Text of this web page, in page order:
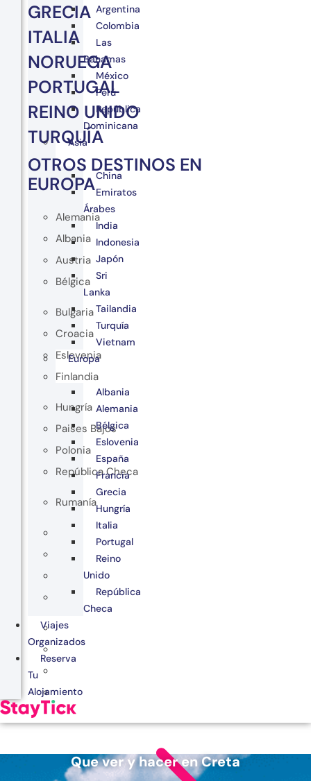
GRECIA
ITALIA
NORUEGA
PORTUGAL
REINO UNIDO
TURQUÍA
OTROS DESTINOS EN
EUROPA
Alemania
Albania
Austria
Bélgica
Bulgaria
Croacia
Eslovenia
Finlandia
Hungría
Paises Bajos
Polonia
República Checa
Rumanía
Argentina
Colombia
Las
Bahamas
México
Perú
República
Dominicana
Asia
China
Emiratos
Árabes
India
Indonesia
Japón
Sri
Lanka
Tailandia
Turquía
Vietnam
Europa
Albania
Alemania
Bélgica
Eslovenia
España
Francia
Grecia
Hungría
Italia
Portugal
Reino
Unido
República
Checa
Viajes
Organizados
Reserva
Tu
Alojamiento
Que ver y hacer en Creta